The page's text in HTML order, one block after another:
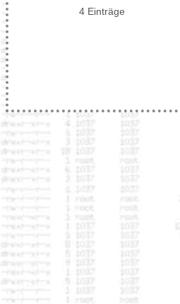
4 Einträge